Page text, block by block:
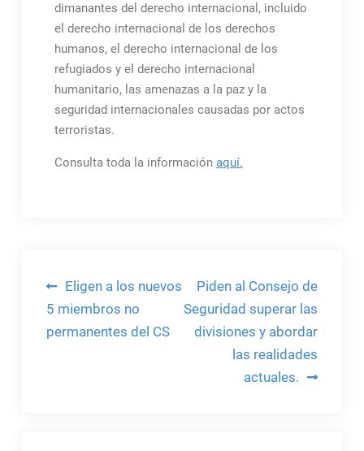
dimanantes del derecho internacional, incluido
el derecho internacional de los derechos
humanos, el derecho internacional de los
refugiados y el derecho internacional
humanitario, las amenazas a la paz y la
seguridad internacionales causadas por actos
terroristas.
Consulta toda la información aquí.
Navegación
de
entradas
Eligen a los nuevos
5 miembros no
permanentes del CS
Piden al Consejo de
Seguridad superar las
divisiones y abordar
las realidades
actuales.